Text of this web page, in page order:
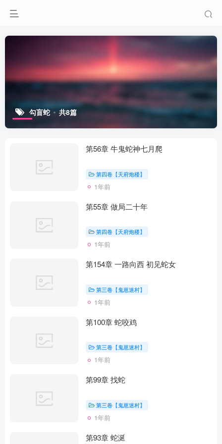
勾盲蛇 共8篇
第56章 牛鬼蛇神七月爬
第四卷【天府炮楼】
1年前
第55章 做局二十年
第四卷【天府炮楼】
1年前
第154章 一路向西 初见蛇女
第三卷【鬼崽迷村】
1年前
第100章 蛇咬鸡
第三卷【鬼崽迷村】
1年前
第99章 找蛇
第三卷【鬼崽迷村】
1年前
第93章 蛇涎